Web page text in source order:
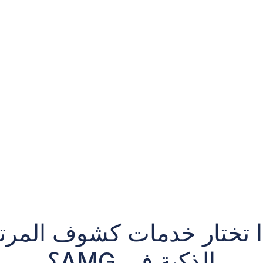
تختار خدمات كشوف